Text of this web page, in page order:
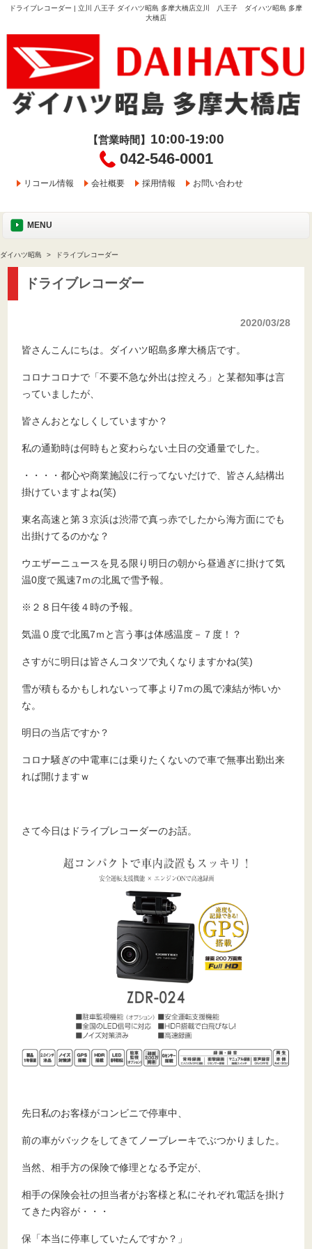
ドライブレコーダー | 立川 八王子 ダイハツ昭島 多摩大橋店立川 八王子 ダイハツ昭島 多摩
大橋店
【営業時間】 10:00-19:00
042-546-0001
リコール情報 会社概要 採用情報 お問い合わせ
MENU
ダイハツ昭島 ドライブレコーダー
ドライブレコーダー
2020/03/28
皆さんこんにちは。ダイハツ昭島多摩大橋店です。
コロナコロナで「不要不急な外出は控えろ」と某都知事は言
っていましたが、
皆さんおとなしくしていますか？
私の通勤時は何時もと変わらない土日の交通量でした。
・・・・都心や商業施設に行ってないだけで、皆さん結構出
掛けていますよね(笑)
東名高速と第３京浜は渋滞で真っ赤でしたから海方面にでも
出掛けてるのかな？
ウエザーニュースを見る限り明日の朝から昼過ぎに掛けて気
温0度で風速7ｍの北風で雪予報。
※２８日午後４時の予報。
気温０度で北風7ｍと言う事は体感温度－７度！？
さすがに明日は皆さんコタツで丸くなりますかね(笑)
雪が積もるかもしれないって事より7ｍの風で凍結が怖いか
な。
明日の当店ですか？
コロナ騒ぎの中電車には乗りたくないので車で無事出勤出来
れば開けますｗ
さて今日はドライブレコーダーのお話。
先日私のお客様がコンビニで停車中、
前の車がバックをしてきてノーブレーキでぶつかりました。
当然、相手方の保険で修理となる予定が、
相手の保険会社の担当者がお客様と私にそれぞれ電話を掛け
てきた内容が・・・
保「本当に停車していたんですか？」